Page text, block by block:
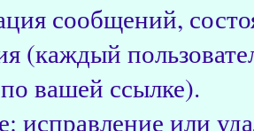
сообщений,
(каждый
вашей ссылке).
исправление или